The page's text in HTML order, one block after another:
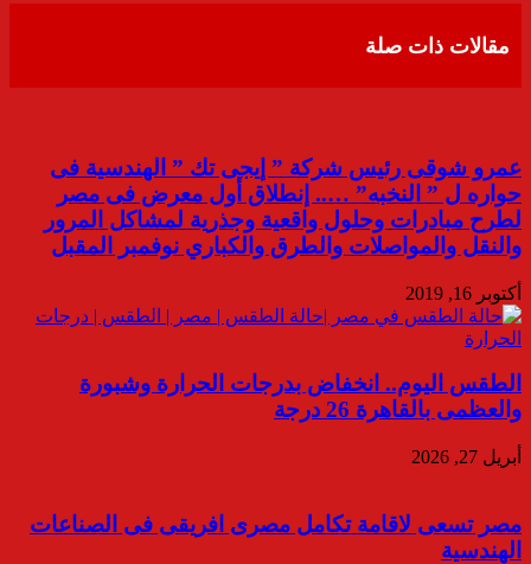
مقالات ذات صلة
عمرو شوقى رئيس شركة ” إيجى تك ” الهندسية فى
حواره ل ” النخبه” ….. إنطلاق أول معرض فى مصر
لطرح مبادرات وحلول واقعية وجذرية لمشاكل المرور
والنقل والمواصلات والطرق والكباري نوفمبر المقبل
أكتوبر 16, 2019
الطقس اليوم.. انخفاض بدرجات الحرارة وشبورة
والعظمى بالقاهرة 26 درجة
أبريل 27, 2026
مصر تسعى لاقامة تكامل مصرى افريقى فى الصناعات
الهندسية